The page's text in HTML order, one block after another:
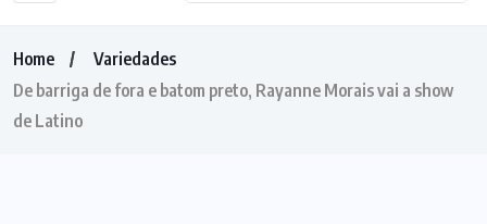
Home
Variedades
De barriga de fora e batom preto, Rayanne Morais vai a show
de Latino